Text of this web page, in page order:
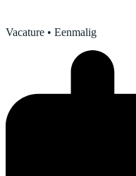
Vacature • Eenmalig